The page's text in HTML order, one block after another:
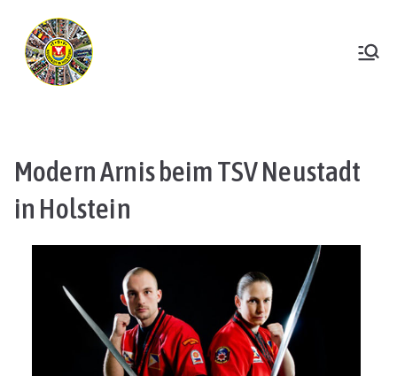
Inhalt
springen
Modern Arnis beim TSV Neustadt
in Holstein​